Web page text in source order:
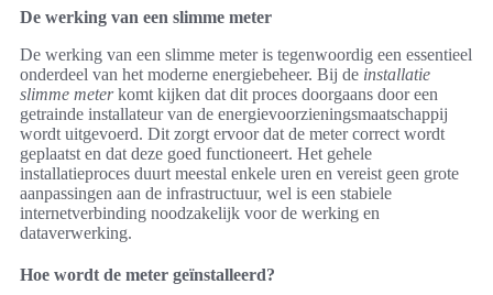
De werking van een slimme meter
De werking van een slimme meter is tegenwoordig een essentieel
onderdeel van het moderne energiebeheer. Bij de installatie
slimme meterkomt kijken dat dit proces doorgaans door een
getrainde installateur van de energievoorzieningsmaatschappij
wordt uitgevoerd. Dit zorgt ervoor dat de meter correct wordt
geplaatst en dat deze goed functioneert. Het gehele
installatieproces duurt meestal enkele uren en vereist geen grote
aanpassingen aan de infrastructuur, wel is een stabiele
internetverbinding noodzakelijk voor de werking en
dataverwerking.
Hoe wordt de meter geïnstalleerd?